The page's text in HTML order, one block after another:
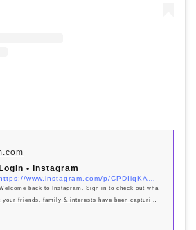
• Instagram
back to Instagram. Sign in to check out wha
your friends, family & interests have been capturing